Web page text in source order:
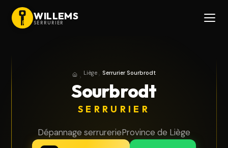
WILLEMS
SERRURIER
AccueilProvince de Liège
Liège Serrurier Sourbrodt
Sourbrodt
SERRURIER
Dépannage serrurerieProvince de Liège